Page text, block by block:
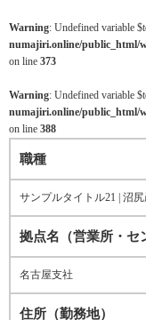
Warning: Undefined variable
numajiri.online/public_html/
on line 373
Warning: Undefined variable
numajiri.online/public_html/
on line 388
職種
サンプルタイトル21 | 沼
拠点名（営業所・セ
名古屋支社
住所（勤務地）